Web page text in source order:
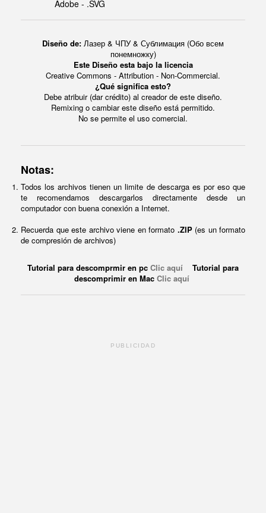
Adobe - .SVG
Diseño de: Лазер & ЧПУ & Сублимация (Обо всем
понемножку)
Este Diseño esta bajo la licencia
Creative Commons - Attribution - Non-Commercial.
¿Qué significa esto?
Debe atribuir (dar crédito) al creador de este diseño.
Remixing o cambiar este diseño está permitido.
No se permite el uso comercial.
Notas:
Todos los archivos tienen un limite de descarga es por eso que
te recomendamos descargarlos directamente desde un
computador con buena conexión a Internet.
Recuerda que este archivo viene en formato .ZIP(es un formato
de compresión de archivos)
Tutorial para descomprmir en pc Clic aquí Tutorial para
descomprimir en Mac Clic aquí
PUBLICIDAD